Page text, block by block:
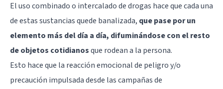
El uso combinado o intercalado de drogas hace que cada una
de estas sustancias quede banalizada, que pase por un
elemento más del día a día, difuminándose con el resto
de objetos cotidianosque rodean a la persona.
Esto hace que la reacción emocional de peligro y/o
precaución impulsada desde las campañas de